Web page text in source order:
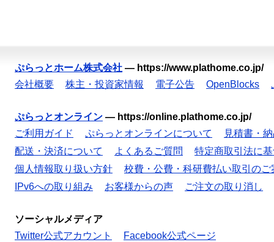
ぷらっとホーム株式会社 — https://www.plathome.co.jp/
会社概要
株主・投資家情報 電子公告 OpenBlocks
ぷらっとオンライン — https://online.plathome.co.jp/
ご利用ガイド
ぷらっとオンラインについて
見積書・
配送・決済について
よくあるご質問
特定商取引法に
個人情報取り扱い方針
校費・公費・科研費払い取引のご
IPv6への取り組み
お客様からの声 ご注文の取り消し
ソーシャルメディア
Twitter公式アカウント
Facebook公式ページ